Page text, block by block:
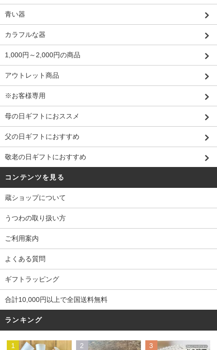
青い器
カラフルな器
1,000円～2,000円の商品
アウトレット商品
※お客様専用
母の日ギフトにおススメ
父の日ギフトにおすすめ
敬老の日ギフトにおすすめ
コンテンツを見る
蔵ショップについて
うつわの取り扱い方
ご利用案内
よくある質問
ギフトラッピング
合計10,000円以上で全国送料無料
ランキング
1 2 3